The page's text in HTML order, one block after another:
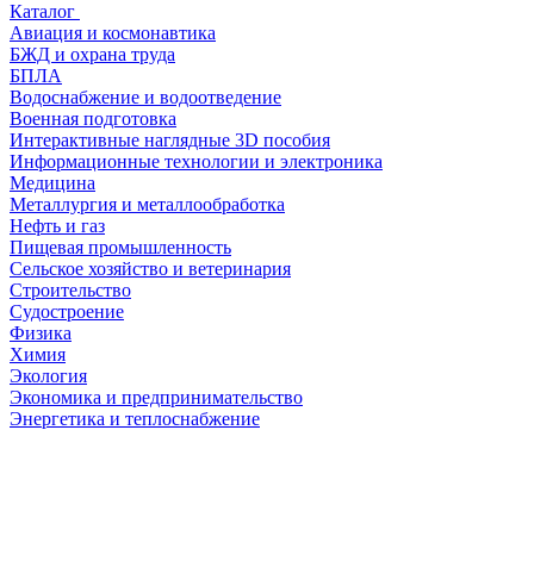
Каталог
Авиация и космонавтика
БЖД и охрана труда
БПЛА
Водоснабжение и водоотведение
Военная подготовка
Интерактивные наглядные 3D пособия
Информационные технологии и электроника
Медицина
Металлургия и металлообработка
Нефть и газ
Пищевая промышленность
Сельское хозяйство и ветеринария
Строительство
Судостроение
Физика
Химия
Экология
Экономика и предпринимательство
Энергетика и теплоснабжение